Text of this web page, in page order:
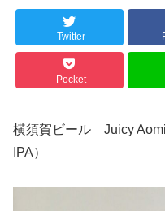
Twitter
Pocket
横須賀ビール Juicy
IPA）